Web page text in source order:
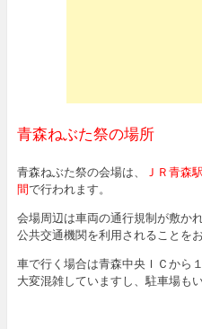
青森ねぶた祭の場所
青森ねぶた祭の会場は、
ＪＲ青森
間で行われます。
会場周辺は車両の通行規制が敷か
公共交通機関を利用されることを
車で行く場合は青森中央ＩＣから
大変混雑していますし、駐車場も